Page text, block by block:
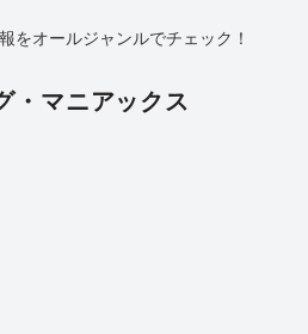
をオールジャンルでチェック！
・マニアックス